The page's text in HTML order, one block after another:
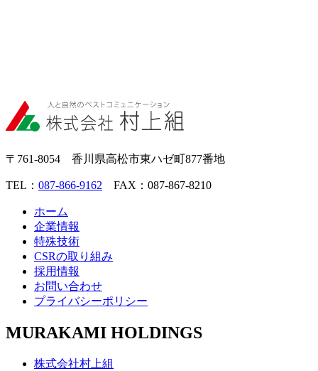
〒761-8054 香川県高松市東ハゼ町877番地
TEL： 087-866-9162 FAX：087-867-8210
ホーム
企業情報
特殊技術
CSRの取り組み
採用情報
お問い合わせ
プライバシーポリシー
MURAKAMI HOLDINGS
株式会社村上組